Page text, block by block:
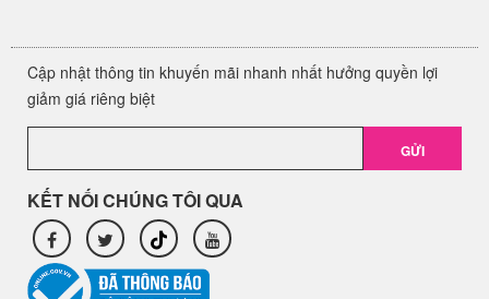
Cập nhật thông tin khuyến mãi nhanh nhất hưởng quyền lợi
giảm giá riêng biệt
GỬI
KẾT NỐI CHÚNG TÔI QUA